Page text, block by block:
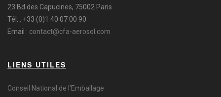
23 Bd des Capucines, 75002 Paris
Tél. : +33 (0)1 40 07 00 90
Email : contact@cfa-aerosol.com
LIENS UTILES
Conseil National de l'Emballage